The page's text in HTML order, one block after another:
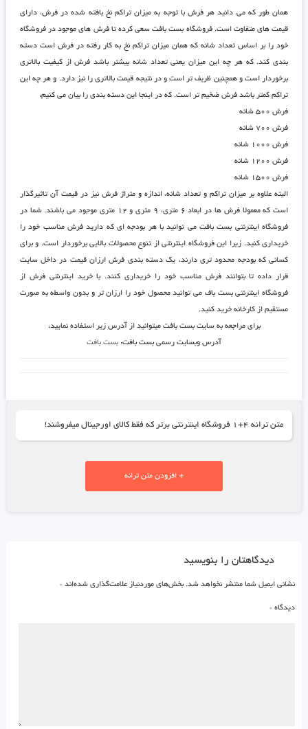
همان طور که می دانید هر فرش با توجه به میزان تراکم نخ بافته شده در فرش، دارای
قیمت های متفاوت است.فروشگاه بست بافتسعی کرده تا فرش های موجود در فروشگاه
خود را بر اساس تعداد شانه که همان میزان تراکم نخ به کار رفته در فرش است دسته
بندی کند. که هر چه این میزان یعنی تعداد شانه بیشتر باشد فرش از کیفیت بالاتری
برخوردار است و همچنین ظریف تر است و در نتیجه قیمت بالاتری را نیز دارد. و هر چه این
تراکم کمتر باشد فرش ضخیم تر است. که در اینجا این دسته بندی را بیان می کنیم:
فرش ۵۰۰ شانه
فرش ۷۰۰ شانه
فرش ۱۰۰۰ شانه
فرش ۱۲۰۰ شانه
فرش ۱۵۰۰ شانه
البته علاوه بر میزان تراکم و تعداد شانه، اندازه و متراژ فرش نیز در قیمت آن تاثیرگذار
است که معمولا فرش ها در ابعاد ۶ متری، ۹ متری و ۱۲ متری موجود می باشند. شما در
فروشگاه اینترنتی بست بافتمی توانید با هر بودجه ای که دارید فرش مناسب خود را
خریداری کنید. زیرا این فروشگاه اینترنتی از تنوع محصولات بالایی برخوردار است. و برای
کسانی که بودجه محدود تری دارند، یک دسته بندی فرش ارزان قیمت در داخل سایت
قرار داده تا بتوانند فرش مناسب خود را خریداری کنند. با خرید اینترنتی فرش از
فروشگاه اینترنتی بست باف می توانید محصول خود را ارزان تر و بدون واسطه به صورت
مستقیم از کارخانه خرید کنید.
برای مراجعه به سایت بست بافت میتوانید از آدرس زیر استفاده نمایید:
آدرس وبسایت رسمی بست بافت: بست بافت
متن ترانه ۴+۱ فروشگاه اینترنتی برتر که فقط کالای اورجینال میفروشند!
+ افزودن متن ترانه
دیدگاهتان را بنویسید
نشانی ایمیل شما منتشر نخواهد شد. بخش‌های موردنیاز علامت‌گذاری شده‌اند *
دیدگاه *